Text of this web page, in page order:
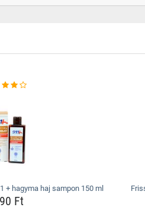
+ hagyma haj sampon 150 ml
Ft